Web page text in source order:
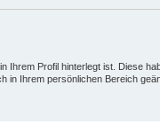
Ihrem Profil hinterlegt ist. Diese
in Ihrem persönlichen Bereich